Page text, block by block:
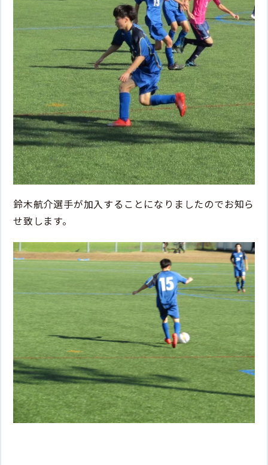
鈴木航介選手が加入することになりましたのでお知ら
せ致します。